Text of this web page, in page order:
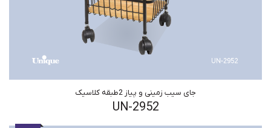
جای سیب زمینی و پیاز 2طبقه کلاسیک
UN-2952